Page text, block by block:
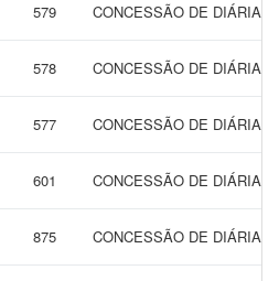
579 CONCESSÃO DE
578 CONCESSÃO DE
577 CONCESSÃO DE
601 CONCESSÃO DE
875 CONCESSÃO DE DIÁRIAS